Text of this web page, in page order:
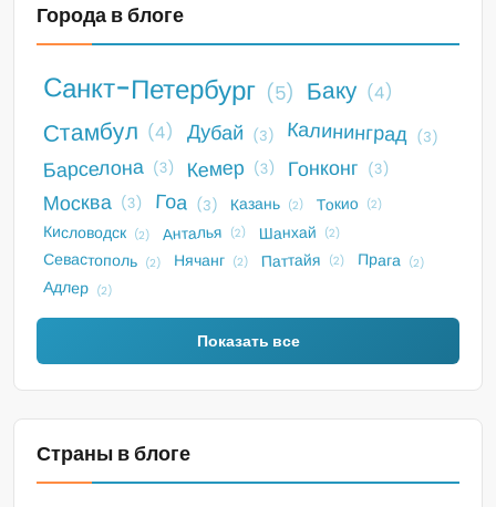
Города в блоге
Санкт-Петербург (5) Баку (4)
Стамбул (4) Дубай (3) Калининград (3)
Барселона (3) Кемер (3) Гонконг (3)
Москва (3) Гоа (3) Казань (2) Токио (2)
Кисловодск (2) Анталья (2) Шанхай (2)
Севастополь (2) Нячанг (2) Паттайя (2) Прага (2)
Адлер (2)
Показать все
Страны в блоге